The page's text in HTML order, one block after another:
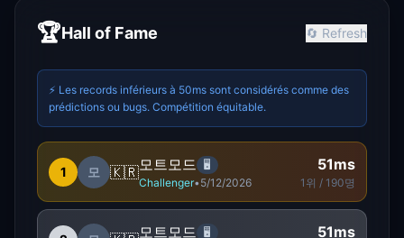
🏆Hall of Fame 🔄 Refresh
⚡ Les records inférieurs à 50ms sont considérés comme des
prédictions ou bugs. Compétition équitable.
1 모 🇰🇷모트모드
🖥️
Challenger•5/12/2026
51ms
1 위 / 190명
모트모드
🖥️
51ms